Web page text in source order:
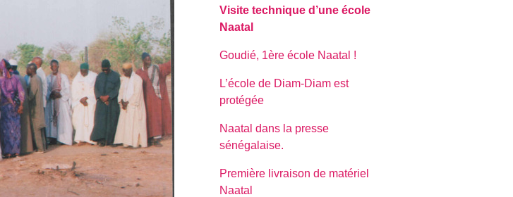
Visite technique d’une école
Naatal
Goudié, 1ère école Naatal !
L’école de Diam-Diam est
protégée
Naatal dans la presse
sénégalaise.
Première livraison de matériel
Naatal